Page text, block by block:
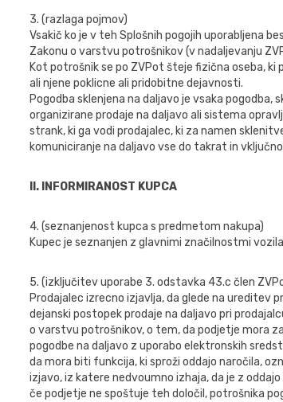
3. (razlaga pojmov)
Vsakič ko je v teh Splošnih pogojih uporabljena
Zakonu o varstvu potrošnikov (v nadaljevanju
Kot potrošnik se po ZVPot šteje fizična oseba,
ali njene poklicne ali pridobitne dejavnosti.
Pogodba sklenjena na daljavo je vsaka
organizirane prodaje na daljavo ali sistema
strank, ki ga vodi prodajalec, ki za namen
komuniciranje na daljavo vse do takrat in
II. INFORMIRANOST KUPCA
4. (seznanjenost kupca s predmetom nakupa)
Kupec je seznanjen z glavnimi značilnostmi
5. (izključitev uporabe 3. odstavka 43.c člen
Prodajalec izrecno izjavlja, da glede na ureditev
dejanski postopek prodaje na daljavo pri
o varstvu potrošnikov, o tem, da podjetje mora
pogodbe na daljavo z uporabo elektronskih
da mora biti funkcija, ki sproži oddajo naročila,
izjavo, iz katere nedvoumno izhaja, da je z
če podjetje ne spoštuje teh določil, potrošnika